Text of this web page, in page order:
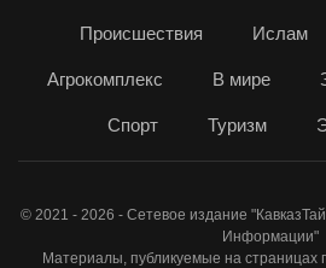
Происшествия Ислам
Агрокомплекс В мире
Спорт Туризм
© 2021 - 2026 - Сетевое издание
Информации"
Материалы, публикуемые на страницах